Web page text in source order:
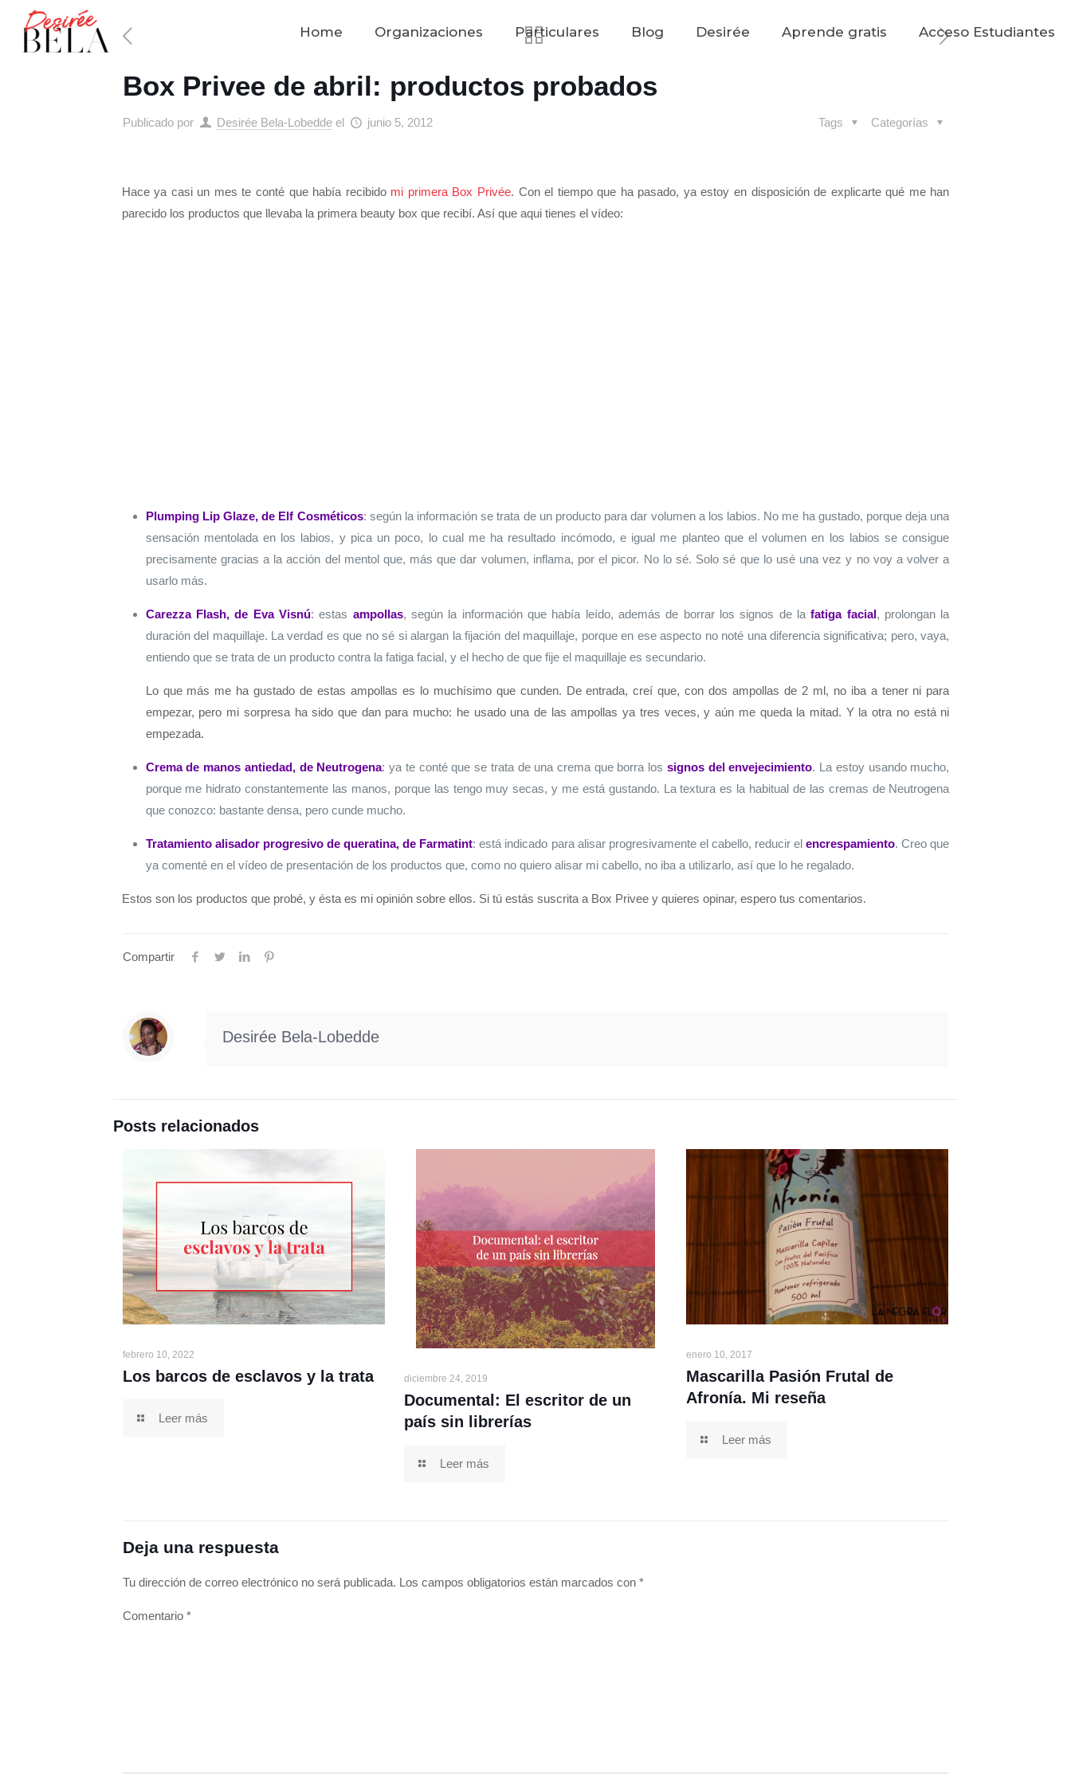
Home Organizaciones Particulares Blog Desirée Aprende gratis Acceso Estudiantes
Box Privee de abril: productos probados
Publicado por Desirée Bela-Lobedde el junio 5, 2012 Categorías
Tags
Hace ya casi un mes te conté que había recibido mi primera Box Privée. Con el tiempo que ha pasado, ya estoy en disposición de explicarte qué me han
parecido los productos que llevaba la primera beauty box que recibí. Así que aqui tienes el vídeo:
Plumping Lip Glaze, de Elf Cosméticos: según la información se trata de un producto para dar volumen a los labios. No me ha gustado, porque deja una
sensación mentolada en los labios, y pica un poco, lo cual me ha resultado incómodo, e igual me planteo que el volumen en los labios se consigue
precisamente gracias a la acción del mentol que, más que dar volumen, inflama, por el picor. No lo sé. Solo sé que lo usé una vez y no voy a volver a
usarlo más.
Carezza Flash, de Eva Visnú: estas ampollas, según la información que había leído, además de borrar los signos de lafatiga facial, prolongan la
duración del maquillaje. La verdad es que no sé si alargan la fijación del maquillaje, porque en ese aspecto no noté una diferencia significativa; pero, vaya,
entiendo que se trata de un producto contra la fatiga facial, y el hecho de que fije el maquillaje es secundario.
Lo que más me ha gustado de estas ampollas es lo muchísimo que cunden. De entrada, creí que, con dos ampollas de 2 ml, no iba a tener ni para
empezar, pero mi sorpresa ha sido que dan para mucho: he usado una de las ampollas ya tres veces, y aún me queda la mitad. Y la otra no está ni
empezada.
Crema de manos antiedad, de Neutrogena: ya te conté que se trata de una crema que borra los signos del envejecimiento. La estoy usando mucho,
porque me hidrato constantemente las manos, porque las tengo muy secas, y me está gustando. La textura es la habitual de las cremas de Neutrogena
que conozco: bastante densa, pero cunde mucho.
Tratamiento alisador progresivo de queratina, de Farmatint: está indicado para alisar progresivamente el cabello, reducir elencrespamiento. Creo que
ya comenté en el vídeo de presentación de los productos que, como no quiero alisar mi cabello, no iba a utilizarlo, así que lo he regalado.
Estos son los productos que probé, y ésta es mi opinión sobre ellos. Si tú estás suscrita a Box Privee y quieres opinar, espero tus comentarios.
Compartir
Desirée Bela-Lobedde
Posts relacionados
febrero 10, 2022
Los barcos de esclavos y la trata
Leer más
diciembre 24, 2019
Documental: El escritor de un
país sin librerías
Leer más
enero 10, 2017
Mascarilla Pasión Frutal de
Afronía. Mi reseña
Leer más
Deja una respuesta
Tu dirección de correo electrónico no será publicada. Los campos obligatorios están marcados con *
Comentario *